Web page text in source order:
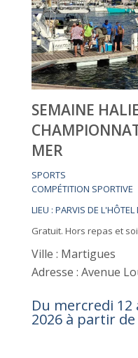
SEMAINE
MER
SPORTS
COMPÉTITION SPORTIVE
LIEU : PARVIS DE L'HÔTEL
Gratuit. Hors repas et
Ville : Martigues
Adresse : Avenue
Du mercredi
2026 à partir de